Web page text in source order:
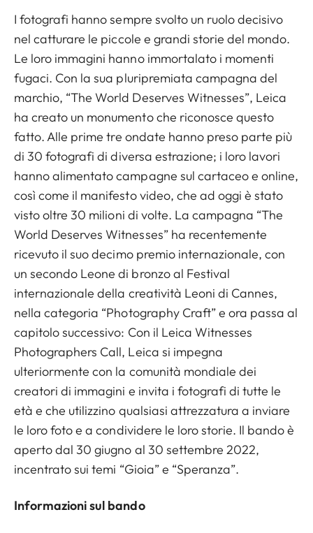
I fotografi hanno sempre svolto un ruolo decisivo
nel catturare le piccole e grandi storie del mondo.
Le loro immagini hanno immortalato i momenti
fugaci. Con la sua pluripremiata campagna del
marchio, “The World Deserves Witnesses”, Leica
ha creato un monumento che riconosce questo
fatto. Alle prime tre ondate hanno preso parte più
di 30 fotografi di diversa estrazione; i loro lavori
hanno alimentato campagne sul cartaceo e online,
così come il manifesto video, che ad oggi è stato
visto oltre 30 milioni di volte. La campagna “The
World Deserves Witnesses” ha recentemente
ricevuto il suo decimo premio internazionale, con
un secondo Leone di bronzo al Festival
internazionale della creatività Leoni di Cannes,
nella categoria “Photography Craft” e ora passa al
capitolo successivo: Con il Leica Witnesses
Photographers Call, Leica si impegna
ulteriormente con la comunità mondiale dei
creatori di immagini e invita i fotografi di tutte le
età e che utilizzino qualsiasi attrezzatura a inviare
le loro foto e a condividere le loro storie. Il bando è
aperto dal 30 giugno al 30 settembre 2022,
incentrato sui temi “Gioia” e “Speranza”.
Informazioni sul bando